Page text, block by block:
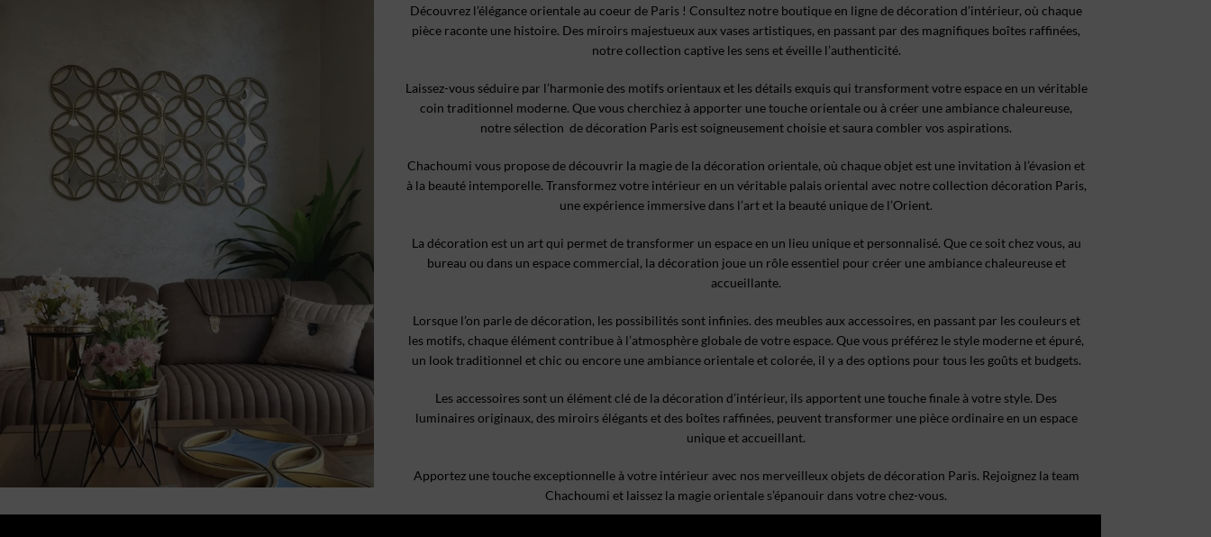
Découvrez l’élégance orientale au coeur de Paris ! Consultez notre boutique en ligne de décoration d’intérieur, où chaque
pièce raconte une histoire. Des miroirs majestueux aux vases artistiques, en passant par des magnifiques boîtes raffinées,
notre collection captive les sens et éveille l’authenticité.
Laissez-vous séduire par l’harmonie des motifs orientaux et les détails exquis qui transforment votre espace en un véritable
coin traditionnel moderne. Que vous cherchiez à apporter une touche orientale ou à créer une ambiance chaleureuse,
notre sélection de décoration Paris est soigneusement choisie et saura combler vos aspirations.
Chachoumi vous propose de découvrir la magie de la décoration orientale, où chaque objet est une invitation à l’évasion et
à la beauté intemporelle. Transformez votre intérieur en un véritable palais oriental avec notre collection décoration Paris,
une expérience immersive dans l’art et la beauté unique de l’Orient.
La décoration est un art qui permet de transformer un espace en un lieu unique et personnalisé. Que ce soit chez vous, au
bureau ou dans un espace commercial, la décoration joue un rôle essentiel pour créer une ambiance chaleureuse et
accueillante.
Lorsque l’on parle de décoration, les possibilités sont infinies. des meubles aux accessoires, en passant par les couleurs et
les motifs, chaque élément contribue à l’atmosphère globale de votre espace. Que vous préférez le style moderne et épuré,
un look traditionnel et chic ou encore une ambiance orientale et colorée, il y a des options pour tous les goûts et budgets.
Les accessoires sont un élément clé de la décoration d’intérieur, ils apportent une touche finale à votre style. Des
luminaires originaux, des miroirs élégants et des boîtes raffinées, peuvent transformer une pièce ordinaire en un espace
unique et accueillant.
Apportez une touche exceptionnelle à votre intérieur avec nos merveilleux objets de décoration Paris. Rejoignez la team
Chachoumi et laissez la magie orientale s’épanouir dans votre chez-vous.